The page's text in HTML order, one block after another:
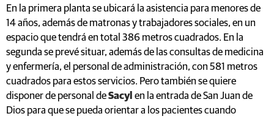
En la primera planta se ubicará la asistencia para menores de
14 años, además de matronas y trabajadores sociales, en un
espacio que tendrá en total 386 metros cuadrados. En la
segunda se prevé situar, además de las consultas de medicina
y enfermería, el personal de administración, con 581 metros
cuadrados para estos servicios. Pero también se quiere
disponer de personal deSacyl en la entrada de San Juan de
Dios para que se pueda orientar a los pacientes cuando